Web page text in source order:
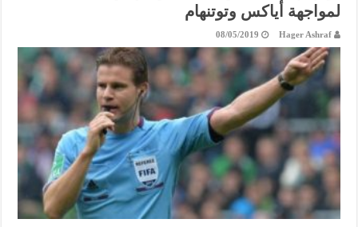
لمواجهة أياكس وتوتنهام
Hager Ashraf
08/05/2019